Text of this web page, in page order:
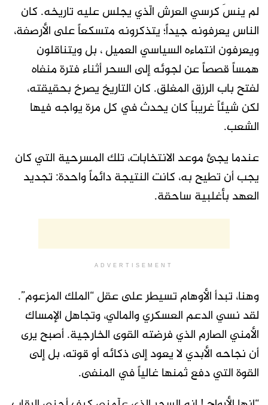
لم ينسَ كرسي العرش الّذي يجلس عليه تاريخه. كان
الناس يعرفونه جيداً؛ يتذكرونه متسكعاً على الأرصفة،
ويعرفون انتماءه السياسي العميل ، بل ويتناقلون
همساً قصصاً عن لجوئه إلى السحر أثناء فترة منفاه
لفتح باب الرزق المغلق. كان التاريخ يصرخ بحقيقته،
لكن شيئاً غريباً كان يحدث في كل مرة يواجه فيها
الشعب.
عندما يجئ موعد الانتخابات، تلك المسرحية التي كان
يجب أن تطيح به، كانت النتيجة دائماً واحدة: تجديد
العهد بأغلبية ساحقة.
ADVERTISEMENT
وهنا، تبدأ الأوهام تسيطر على عقل “الملك المزعوم”.
لقد نسي الدعم العسكري والمالي، وتجاهل الإمساك
الأمني الصارم الذي فرضته القوى الخارجية. أصبح يرى
أن نجاحه الأبدي لا يعود إلى ذكائه أو قوته، بل إلى
القوة التي دفع ثمنها غالياً في المنفى.